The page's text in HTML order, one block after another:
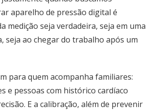
aparelho de pressão digital é
medição seja verdadeira, seja em uma
seja ao chegar do trabalho após um
para quem acompanha familiares:
e pessoas com histórico cardíaco
E a calibração, além de prevenir